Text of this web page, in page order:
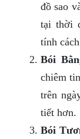
đồ sao
tại thời
tính
Bói
chiêm
trên
tiết hơn.
Bói